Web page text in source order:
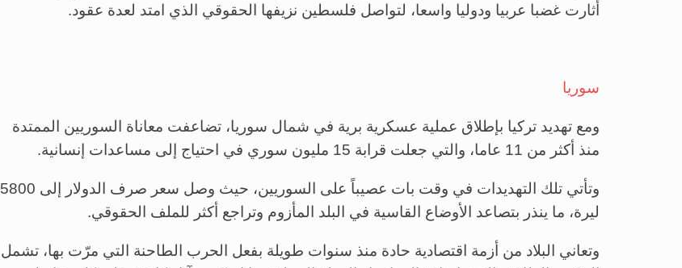
أثارت غضبا عربيا ودوليا واسعا، لتواصل فلسطين نزيفها الحقوقي الذي امتد لعدة عقود.
سوريا
ومع تهديد تركيا بإطلاق عملية عسكرية برية في شمال سوريا، تضاعفت معاناة السوريين الممتدة
منذ أكثر من 11 عاما، والتي جعلت قرابة 15 مليون سوري في احتياج إلى مساعدات إنسانية.
وتأتي تلك التهديدات في وقت بات عصيباً على السوريين، حيث وصل سعر صرف الدولار إلى 5800
ليرة، ما ينذر بتصاعد الأوضاع القاسية في البلد المأزوم وتراجع أكثر للملف الحقوقي.
وتعاني البلاد من أزمة اقتصادية حادة منذ سنوات طويلة بفعل الحرب الطاحنة التي مرّت بها، تشمل